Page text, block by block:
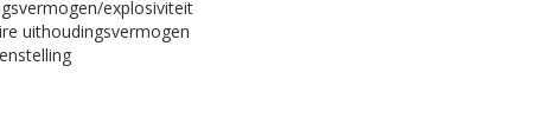
explosiviteit
uithoudingsvermogen